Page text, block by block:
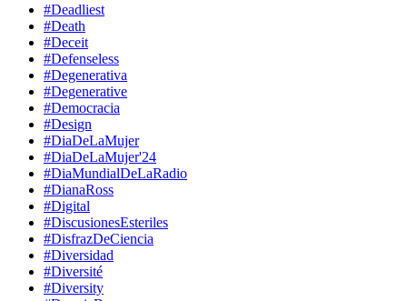
#Deadliest
#Death
#Deceit
#Defenseless
#Degenerativa
#Degenerative
#Democracia
#Design
#DiaDeLaMujer
#DiaDeLaMujer'24
#DiaMundialDeLaRadio
#DianaRoss
#Digital
#DiscusionesEsteriles
#DisfrazDeCiencia
#Diversidad
#Diversité
#Diversity